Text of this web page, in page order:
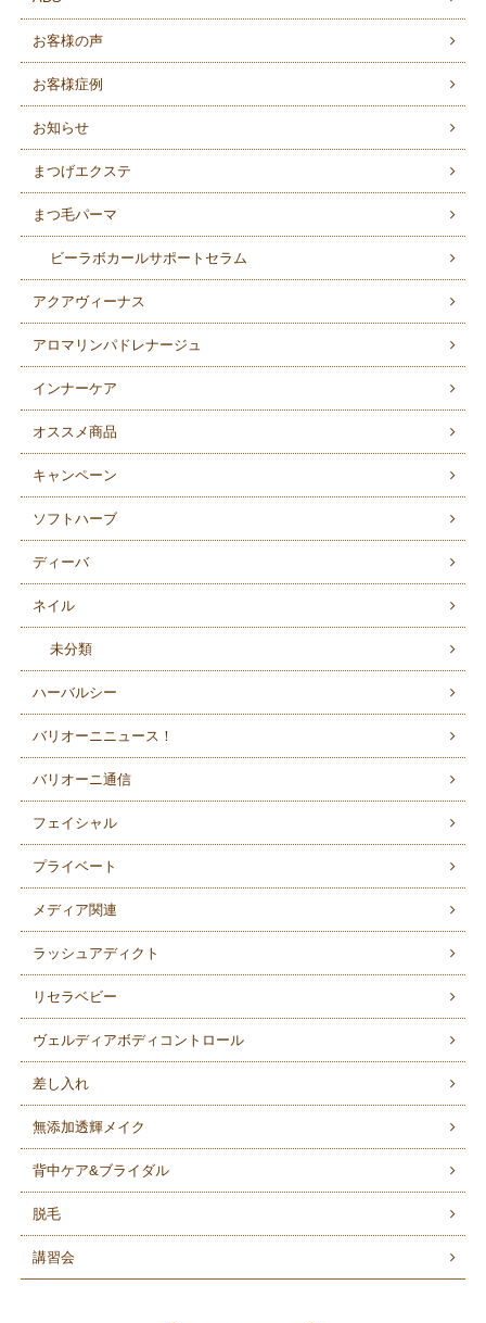
お客様の声
お客様症例
お知らせ
まつげエクステ
まつ毛パーマ
ビーラボカールサポートセラム
アクアヴィーナス
アロマリンパドレナージュ
インナーケア
オススメ商品
キャンペーン
ソフトハーブ
ディーバ
ネイル
未分類
ハーバルシー
バリオーニニュース！
バリオーニ通信
フェイシャル
プライベート
メディア関連
ラッシュアディクト
リセラベビー
ヴェルディアボディコントロール
差し入れ
無添加透輝メイク
背中ケア&ブライダル
脱毛
講習会